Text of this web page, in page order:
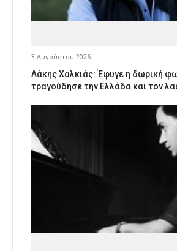
3 Αυγούστου 2026
Λάκης Χαλκιάς: Έφυγε η δωρική
τραγούδησε την Ελλάδα και τον